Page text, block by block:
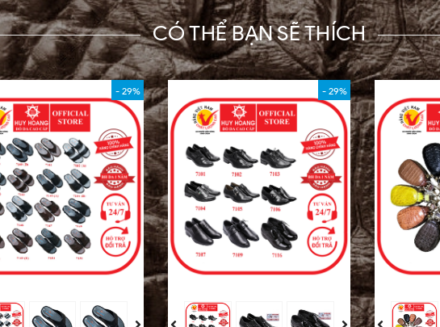
CÓ THỂ BẠN SẼ THÍCH
- 29% - 29%